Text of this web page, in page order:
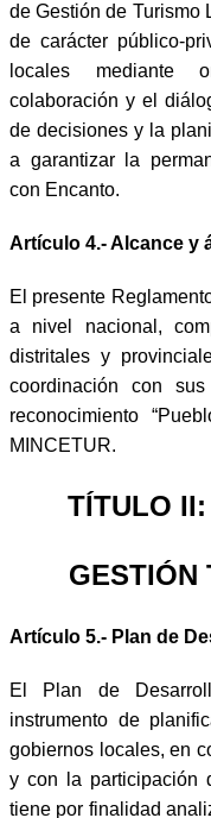
de Gestión de Turismo
de carácter público-
locales mediante
colaboración y el
de decisiones y la
a garantizar la
con Encanto.
Artículo 4.- Alcance y
El presente
a nivel nacional,
distritales y
coordinación con
reconocimiento
MINCETUR.
TÍTULO
GESTIÓN
Artículo 5.- Plan de
El Plan de
instrumento de
gobiernos locales, en
y con la participación
tiene por finalidad